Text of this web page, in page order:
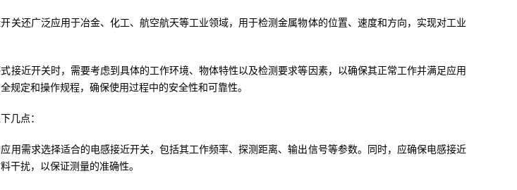
关还广泛应用于冶金、化工、航空航天等工业领域，用于检测金属物体的位置、速度和方向，实现对工业
接近开关时，需要考虑到具体的工作环境、物体特性以及检测要求等因素，以确保其正常工作并满足应用
规定和操作规程，确保使用过程中的安全性和可靠性。
几点：
用需求选择适合的电感接近开关，包括其工作频率、探测距离、输出信号等参数。同时，应确保电感接近
干扰，以保证测量的准确性。